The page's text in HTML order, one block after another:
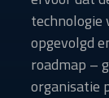
opgevolgd
roadmap –
organisatie